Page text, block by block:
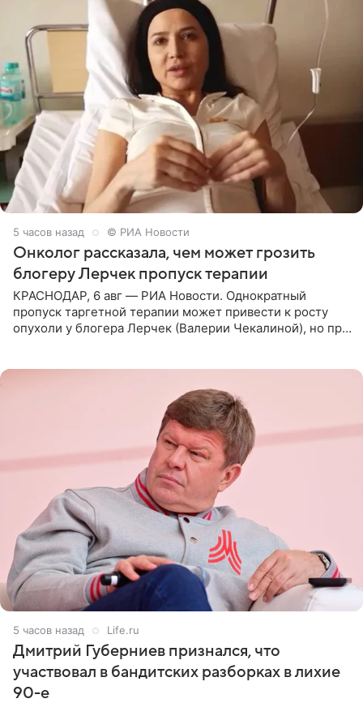
5 часов назад © РИА Новости
Онколог рассказала, чем может грозить
блогеру Лерчек пропуск терапии
КРАСНОДАР, 6 авг — РИА Новости. Однократный
пропуск таргетной терапии может привести к росту
опухоли у блогера Лерчек (Валерии Чекалиной), но при
5 часов назад Life.ru
Дмитрий Губерниев признался, что
участвовал в бандитских разборках в лихие
90-е